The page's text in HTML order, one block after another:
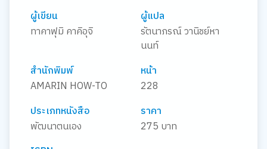
ผู้เขียน
ทาคาฟุมิ คาคิอุจิ
ผู้แปล
รัตนาภรณ์ วานิชย์หา
นนท์
สำนักพิมพ์
AMARIN HOW-TO
หน้า
228
ประเภทหนังสือ
พัฒนาตนเอง
ราคา
275 บาท